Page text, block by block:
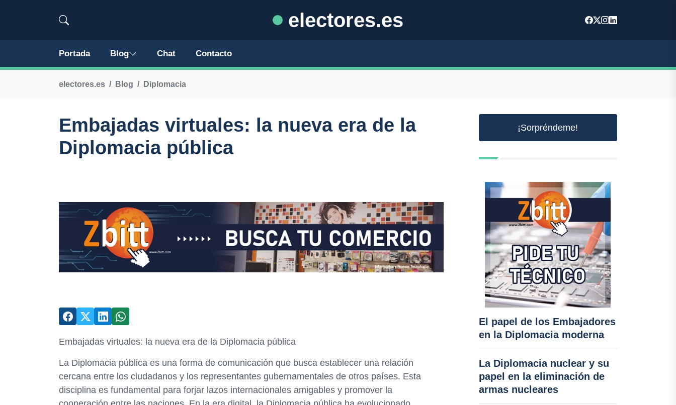
electores.es
Portada Blog Chat Contacto
electores.es Blog Diplomacia
Embajadas virtuales: la nueva era de la
Diplomacia pública
Embajadas virtuales: la nueva era de la Diplomacia pública
La Diplomacia pública es una forma de comunicación que busca establecer una relación
cercana entre los ciudadanos y los representantes gubernamentales de otros países. Esta
disciplina es fundamental para forjar lazos internacionales amigables y promover la
¡Sorpréndeme!
El papel de los Embajadores
en la Diplomacia moderna
La Diplomacia nuclear y su
papel en la eliminación de
armas nucleares